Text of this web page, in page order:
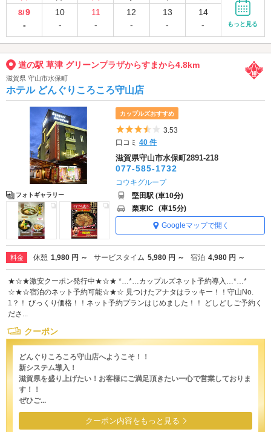
8/9
-
10
-
11
-
12
-
13
-
14
-
もっと見る
道の駅 草津 グリーンプラザからすまから4.8km
滋賀県 守山市水保町
ホテル どんぐりころころ守山店
フォトギャラリー
カップルズおすすめ
5つ星のうち3.5
3.53
口コミ40 件
滋賀県守山市水保町2891-218
077-585-1732
コウキグループ
堅田駅 (車10分)
栗東IC (車15分)
Googleマップで開く
料金 休憩 1,980 円 ～ サービスタイム 5,980 円 ～ 宿泊 4,980 円 ～
★☆★激安クーポン発行中★☆★ *…*…カップルズネット予約導入…*…*
☆★☆宿泊のネット予約可能☆★☆ 見つけたアナタはラッキー！！守山No.
1？！ びっくり価格！！ネット予約プランはじめました！！ どしどしご予約く
ださ...
クーポン
どんぐりころころ守山店へようこそ！！
新システム導入！
滋賀県を盛り上げたい！お客様にご満足頂きたい一心で営業しておりま
す！！
ぜひご...
クーポン内容をもっと見る